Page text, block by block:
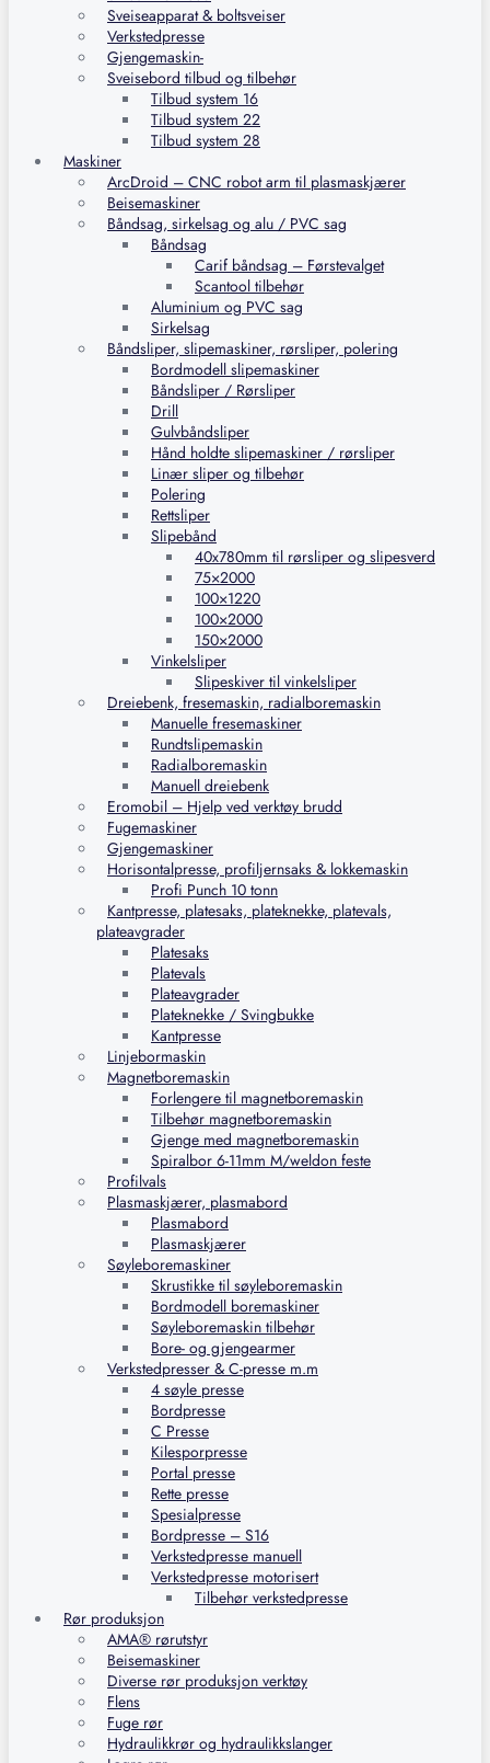
Sveiseapparat & boltsveiser
Verkstedpresse
Gjengemaskin-
Sveisebord tilbud og tilbehør
Tilbud system 16
Tilbud system 22
Tilbud system 28
Maskiner
ArcDroid – CNC robot arm til plasmaskjærer
Beisemaskiner
Båndsag, sirkelsag og alu / PVC sag
Båndsag
Carif båndsag – Førstevalget
Scantool tilbehør
Aluminium og PVC sag
Sirkelsag
Båndsliper, slipemaskiner, rørsliper, polering
Bordmodell slipemaskiner
Båndsliper / Rørsliper
Drill
Gulvbåndsliper
Hånd holdte slipemaskiner / rørsliper
Linær sliper og tilbehør
Polering
Rettsliper
Slipebånd
40x780mm til rørsliper og slipesverd
75×2000
100×1220
100×2000
150×2000
Vinkelsliper
Slipeskiver til vinkelsliper
Dreiebenk, fresemaskin, radialboremaskin
Manuelle fresemaskiner
Rundtslipemaskin
Radialboremaskin
Manuell dreiebenk
Eromobil – Hjelp ved verktøy brudd
Fugemaskiner
Gjengemaskiner
Horisontalpresse, profiljernsaks & lokkemaskin
Profi Punch 10 tonn
Kantpresse, platesaks, plateknekke, platevals,
plateavgrader
Platesaks
Platevals
Plateavgrader
Plateknekke / Svingbukke
Kantpresse
Linjebormaskin
Magnetboremaskin
Forlengere til magnetboremaskin
Tilbehør magnetboremaskin
Gjenge med magnetboremaskin
Spiralbor 6-11mm M/weldon feste
Profilvals
Plasmaskjærer, plasmabord
Plasmabord
Plasmaskjærer
Søyleboremaskiner
Skrustikke til søyleboremaskin
Bordmodell boremaskiner
Søyleboremaskin tilbehør
Bore- og gjengearmer
Verkstedpresser & C-presse m.m
4 søyle presse
Bordpresse
C Presse
Kilesporpresse
Portal presse
Rette presse
Spesialpresse
Bordpresse – S16
Verkstedpresse manuell
Verkstedpresse motorisert
Tilbehør verkstedpresse
Rør produksjon
AMA® rørutstyr
Beisemaskiner
Diverse rør produksjon verktøy
Flens
Fuge rør
Hydraulikkrør og hydraulikkslanger